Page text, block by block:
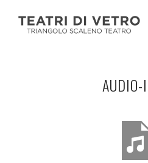
AUDIO-